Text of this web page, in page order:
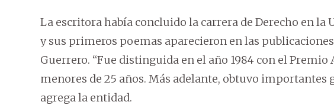
La escritora había concluido la carrera de Derecho en
y sus primeros poemas aparecieron en las
Guerrero. “Fue distinguida en el año 1984 con el
menores de 25 años. Más adelante, obtuvo importantes
agrega la entidad.